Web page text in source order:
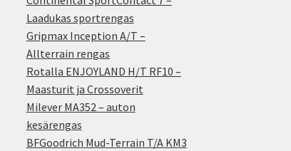
Laadukas sportrengas
Gripmax Inception A/T –
Allterrain rengas
Rotalla ENJOYLAND H/T RF10 –
Maasturit ja Crossoverit
Milever MA352 – auton
kesärengas
BFGoodrich Mud-Terrain T/A KM3